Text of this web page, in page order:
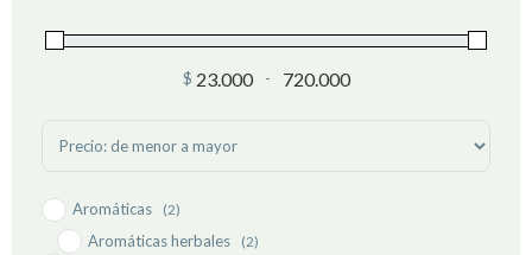
$ Minimum Price
23.000 -Maximum Price
720.000
Sort Products
Aromáticas (2)
Aromáticas herbales (2)